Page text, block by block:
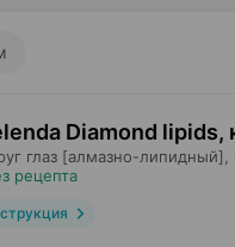
Diamond lipids,
глаз [алмазно-липидный],
рецепта